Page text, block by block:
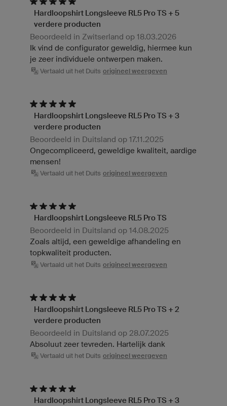
Hardloopshirt Longsleeve RL5 Pro TS + 5
verdere producten
Beoordeeld in Zwitserland op 18.03.2026
Ik vind de configurator geweldig, hiermee kun
je zeer individuele ontwerpen maken.
Vertaald uit het Duits origineel weergeven
Hardloopshirt Longsleeve RL5 Pro TS + 3
verdere producten
Beoordeeld in Duitsland op 17.11.2025
Ongecompliceerd, geweldige kwaliteit, aardige
mensen!
Vertaald uit het Duits origineel weergeven
Hardloopshirt Longsleeve RL5 Pro TS
Beoordeeld in Duitsland op 14.08.2025
Zoals altijd, een geweldige afhandeling en
topkwaliteit producten.
Vertaald uit het Duits origineel weergeven
Hardloopshirt Longsleeve RL5 Pro TS + 2
verdere producten
Beoordeeld in Duitsland op 28.07.2025
Absoluut zeer tevreden. Hartelijk dank
Vertaald uit het Duits origineel weergeven
Hardloopshirt Longsleeve RL5 Pro TS + 3